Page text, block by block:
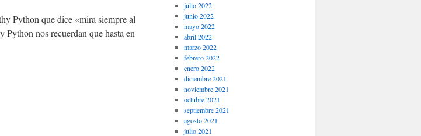
Python que dice «mira siempre al
nos recuerdan que hasta en
julio 2022
junio 2022
mayo 2022
abril 2022
marzo 2022
febrero 2022
enero 2022
diciembre 2021
noviembre 2021
octubre 2021
septiembre 2021
agosto 2021
julio 2021